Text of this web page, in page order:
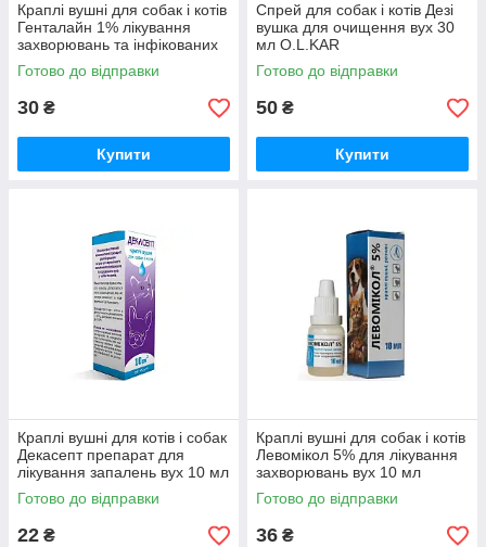
Краплі вушні для собак і котів
Генталайн 1% лікування
захворювань та інфікованих
ран вух 10 мл O.L.KAR
Готово до відправки
30 ₴
Купити
Спрей для собак і котів Дезі
вушка для очищення вух 30
мл O.L.KAR
Готово до відправки
50 ₴
Купити
Краплі вушні для котів і собак
Декасепт препарат для
лікування запалень вух 10 мл
Круг
Готово до відправки
22 ₴
Краплі вушні для собак і котів
Левомікол 5% для лікування
захворювань вух 10 мл
Фарматон
Готово до відправки
36 ₴